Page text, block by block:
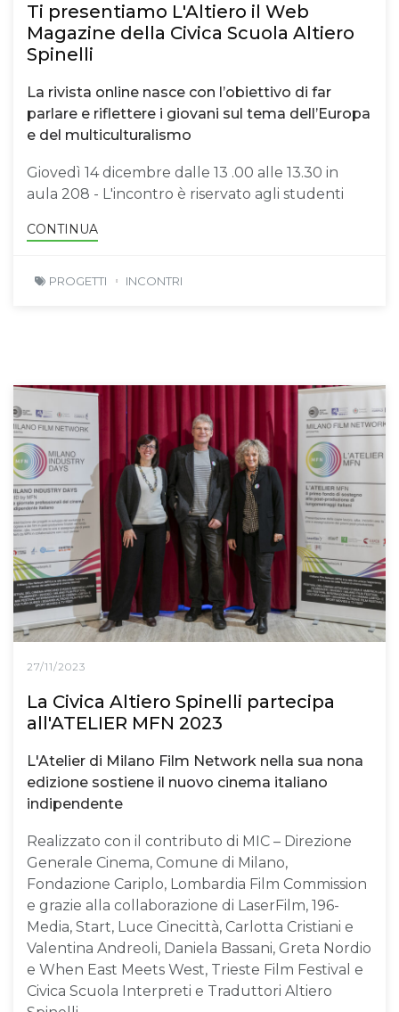
Ti presentiamo L'Altiero il Web
Magazine della Civica Scuola Altiero
Spinelli
La rivista online nasce con l’obiettivo di far
parlare e riflettere i giovani sul tema dell’Europa
e del multiculturalismo
Giovedì 14 dicembre dalle 13 .00 alle 13.30 in
aula 208 - L'incontro è riservato agli studenti
CONTINUA
PROGETTI INCONTRI
27/11/2023
La Civica Altiero Spinelli partecipa
all'ATELIER MFN 2023
L'Atelier di Milano Film Network nella sua nona
edizione sostiene il nuovo cinema italiano
indipendente
Realizzato con il contributo di MIC – Direzione
Generale Cinema, Comune di Milano,
Fondazione Cariplo, Lombardia Film Commission
e grazie alla collaborazione di LaserFilm, 196-
Media, Start, Luce Cinecittà, Carlotta Cristiani e
Valentina Andreoli, Daniela Bassani, Greta Nordio
e When East Meets West, Trieste Film Festival e
Civica Scuola Interpreti e Traduttori Altiero